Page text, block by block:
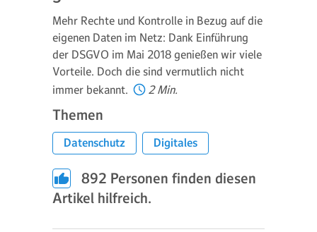
Mehr Rechte und Kontrolle in Bezug auf die
eigenen Daten im Netz: Dank Einführung
der DSGVO im Mai 2018 genießen wir viele
Vorteile. Doch die sind vermutlich nicht
immer bekannt.
2 Min.
Themen
Datenschutz Digitales
892 Personen finden diesen
Artikel hilfreich.